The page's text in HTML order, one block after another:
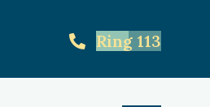
Ring 113